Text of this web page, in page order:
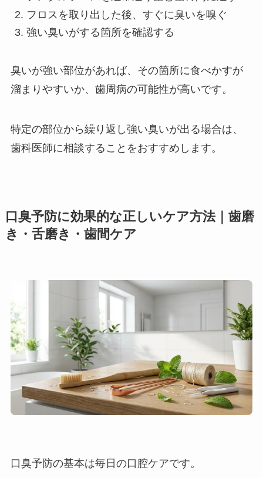
フロスを取り出した後、すぐに臭いを嗅ぐ
強い臭いがする箇所を確認する
臭いが強い部位があれば、その箇所に食べかすが
溜まりやすいか、歯周病の可能性が高いです。
特定の部位から繰り返し強い臭いが出る場合は、
歯科医師に相談することをおすすめします。
口臭予防に効果的な正しいケア方法｜歯磨
き・舌磨き・歯間ケア
口臭予防の基本は毎日の口腔ケアです。